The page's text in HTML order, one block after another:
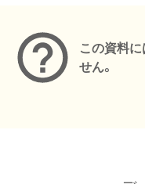
この資料
せん。